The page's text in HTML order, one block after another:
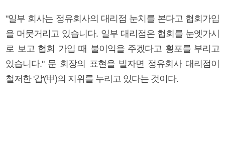
"일부 회사는 정유회사의 대리점 눈치를 본다고 협회가입
을 머뭇거리고 있습니다. 일부 대리점은 협회를 눈엣가시
로 보고 협회 가입 때 불이익을 주겠다고 횡포를 부리고
있습니다." 문 회장의 표현을 빌자면 정유회사 대리점이
철저한 '갑'(甲)의 지위를 누리고 있다는 것이다.